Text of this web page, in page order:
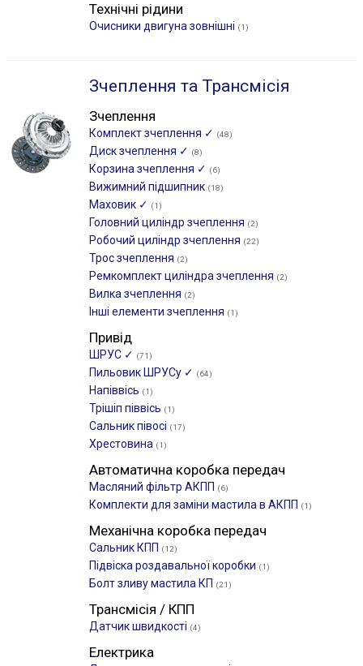
Технічні рідини
Очисники двигуна зовнішні (1)
Зчеплення та Трансмісія
Зчеплення
Комплект зчеплення ✓ (48)
Диск зчеплення ✓ (8)
Корзина зчеплення ✓ (6)
Вижимний підшипник (18)
Маховик ✓ (1)
Головний циліндр зчеплення (2)
Робочий циліндр зчеплення (22)
Трос зчеплення (2)
Ремкомплект циліндра зчеплення (2)
Вилка зчеплення (2)
Інші елементи зчеплення (1)
Привід
ШРУС ✓ (71)
Пильовик ШРУСу ✓ (64)
Напіввісь (1)
Трішіп піввісь (1)
Сальник півосі (17)
Хрестовина (1)
Автоматична коробка передач
Масляний фільтр АКПП (6)
Комплекти для заміни мастила в АКПП (1)
Механічна коробка передач
Сальник КПП (12)
Підвіска роздавальної коробки (1)
Болт зливу мастила КП (21)
Трансмісія / КПП
Датчик швидкості (4)
Електрика